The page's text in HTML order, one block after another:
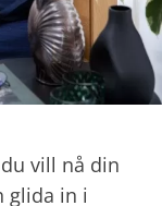
vill nå din
glida in i